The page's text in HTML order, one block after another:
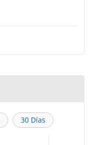
30 Días